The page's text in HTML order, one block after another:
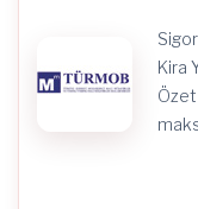
Kira